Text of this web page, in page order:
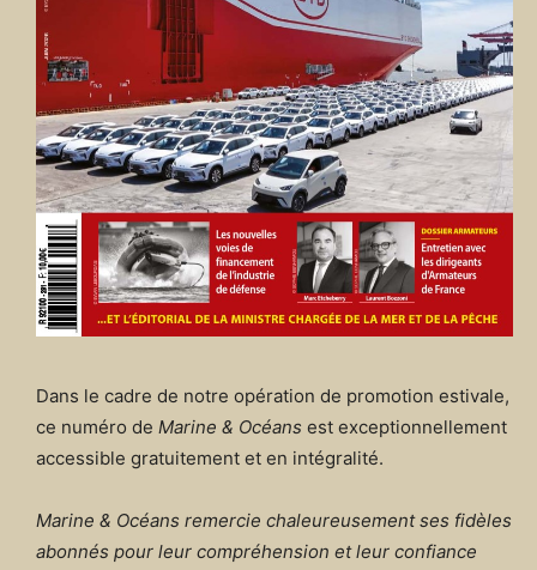
Dans le cadre de notre opération de promotion estivale,
ce numéro de Marine & Océans est exceptionnellement
accessible gratuitement et en intégralité.
Marine & Océans remercie chaleureusement ses fidèles
abonnés pour leur compréhension et leur confiance